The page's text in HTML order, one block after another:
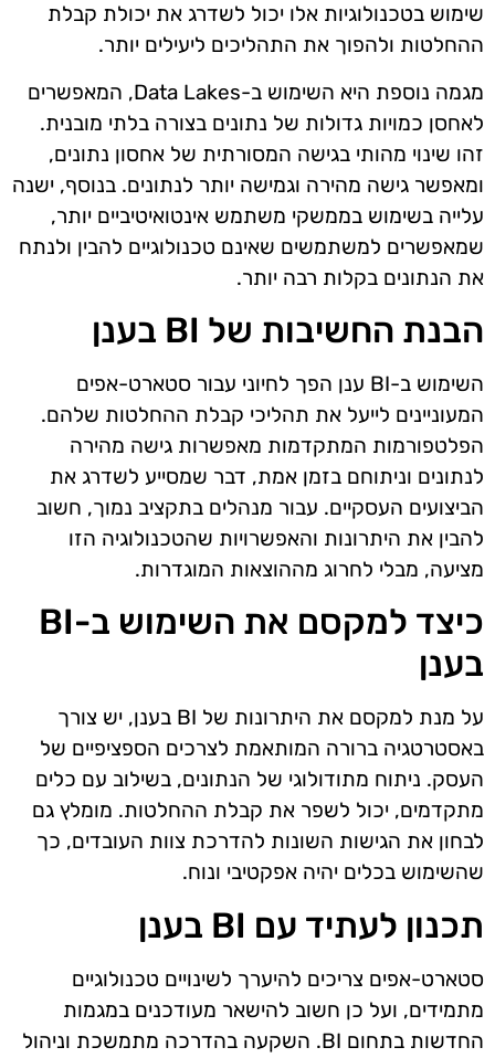
שימוש בטכנולוגיות אלו יכול לשדרג את יכולת קבלת
ההחלטות ולהפוך את התהליכים ליעילים יותר.
מגמה נוספת היא השימוש ב-Data Lakes, המאפשרים
לאחסן כמויות גדולות של נתונים בצורה בלתי מובנית.
זהו שינוי מהותי בגישה המסורתית של אחסון נתונים,
ומאפשר גישה מהירה וגמישה יותר לנתונים. בנוסף, ישנה
עלייה בשימוש בממשקי משתמש אינטואיטיביים יותר,
שמאפשרים למשתמשים שאינם טכנולוגיים להבין ולנתח
את הנתונים בקלות רבה יותר.
הבנת החשיבות של BI בענן
השימוש ב-BI ענן הפך לחיוני עבור סטארט-אפים
המעוניינים לייעל את תהליכי קבלת ההחלטות שלהם.
הפלטפורמות המתקדמות מאפשרות גישה מהירה
לנתונים וניתוחם בזמן אמת, דבר שמסייע לשדרג את
הביצועים העסקיים. עבור מנהלים בתקציב נמוך, חשוב
להבין את היתרונות והאפשרויות שהטכנולוגיה הזו
מציעה, מבלי לחרוג מההוצאות המוגדרות.
כיצד למקסם את השימוש ב-BI
בענן
על מנת למקסם את היתרונות של BI בענן, יש צורך
באסטרטגיה ברורה המותאמת לצרכים הספציפיים של
העסק. ניתוח מתודולוגי של הנתונים, בשילוב עם כלים
מתקדמים, יכול לשפר את קבלת ההחלטות. מומלץ גם
לבחון את הגישות השונות להדרכת צוות העובדים, כך
שהשימוש בכלים יהיה אפקטיבי ונוח.
תכנון לעתיד עם BI בענן
סטארט-אפים צריכים להיערך לשינויים טכנולוגיים
מתמידים, ועל כן חשוב להישאר מעודכנים במגמות
החדשות בתחום BI. השקעה בהדרכה מתמשכת וניהול